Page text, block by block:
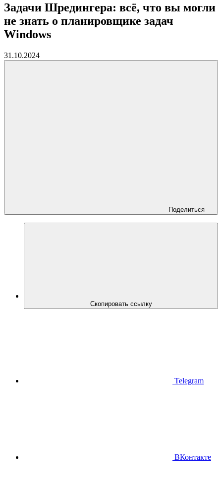
Задачи Шредингера: всё, что вы могли
не знать о планировщике задач
Windows
31.10.2024
Поделиться
Скопировать ссылку
Telegram
ВКонтакте